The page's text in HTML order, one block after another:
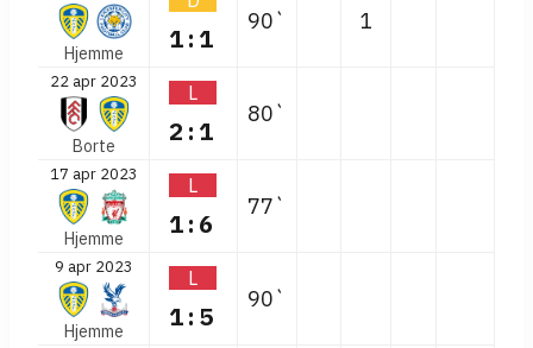
Hjemme 1:1
90` 1
22 apr 2023
Borte
L
2:1
80`
17 apr 2023
Hjemme
L
1:6
77`
9 apr 2023
Hjemme
L
1:5
90`